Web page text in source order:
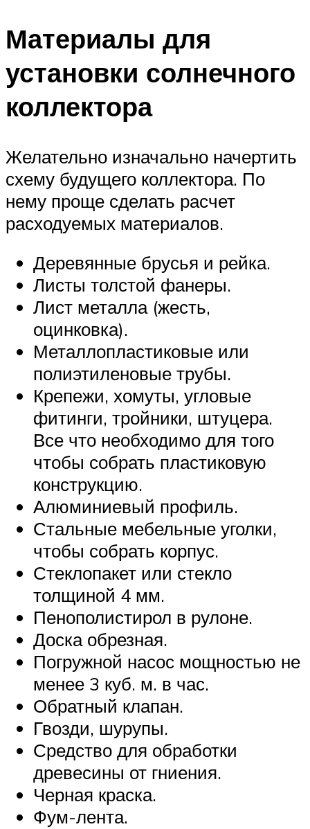
Материалы для
установки солнечного
коллектора
Желательно изначально начертить
схему будущего коллектора. По
нему проще сделать расчет
расходуемых материалов.
Деревянные брусья и рейка.
Листы толстой фанеры.
Лист металла (жесть,
оцинковка).
Металлопластиковые или
полиэтиленовые трубы.
Крепежи, хомуты, угловые
фитинги, тройники, штуцера.
Все что необходимо для того
чтобы собрать пластиковую
конструкцию.
Алюминиевый профиль.
Стальные мебельные уголки,
чтобы собрать корпус.
Стеклопакет или стекло
толщиной 4 мм.
Пенополистирол в рулоне.
Доска обрезная.
Погружной насос мощностью не
менее 3 куб. м. в час.
Обратный клапан.
Гвозди, шурупы.
Средство для обработки
древесины от гниения.
Черная краска.
Фум-лента.